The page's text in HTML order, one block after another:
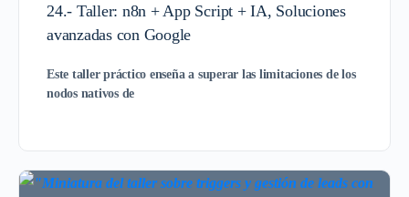
24.- Taller: n8n + App Script + IA, Soluciones
avanzadas con Google
Este taller práctico enseña a superar las limitaciones de los
nodos nativos de